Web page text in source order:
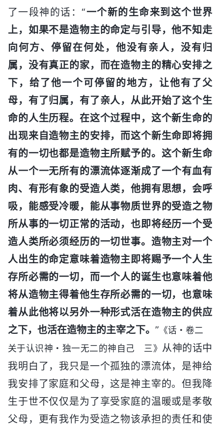
了一段神的话：“一个新的生命来到这个世界
上，如果不是造物主的命定与引导，他不知走
向何方、停留在何处，他没有亲人，没有归
属，没有真正的家，而在造物主的精心安排之
下，给了他一个可停留的地方，让他有了父
母，有了归属，有了亲人，从此开始了这个生
命的人生历程。在这个过程中，这个新生命的
出现来自造物主的安排，而这个新生命即将拥
有的一切也都是造物主所赋予的。这个新生命
从一个一无所有的漂流体逐渐成了一个有血有
肉、有形有象的受造人类，他拥有思想，会呼
吸，能感受冷暖，能从事物质世界的受造之物
所从事的一切正常的活动，也即将经历一个受
造人类所必须经历的一切世事。造物主对一个
人出生的命定意味着造物主即将赐予一个人生
存所必需的一切，而一个人的诞生也意味着他
将从造物主得着他生存所必需的一切，也意味
着从此他将以另外一种形式活在造物主的供应
之下，也活在造物主的主宰之下。 ” 《话・卷二
关于认识神・独一无二的神自己 三》 从神的话中
我明白了，我只是一个孤独的漂流体，是神给
我安排了家庭和父母，这是神主宰的。但我降
生于世不仅仅是为了享受家庭的温暖或是孝敬
父母，更有我作为受造之物该承担的责任和使